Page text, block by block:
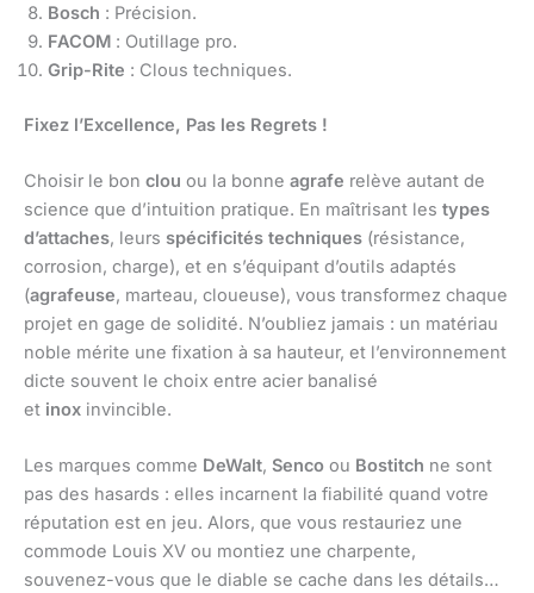
Bosch : Précision.
FACOM : Outillage pro.
Grip-Rite : Clous techniques.
Fixez l’Excellence, Pas les Regrets !
Choisir le bon clou ou la bonne agrafe relève autant de
science que d’intuition pratique. En maîtrisant les types
d’attaches, leurs spécificités techniques (résistance,
corrosion, charge), et en s’équipant d’outils adaptés
(agrafeuse, marteau, cloueuse), vous transformez chaque
projet en gage de solidité. N’oubliez jamais : un matériau
noble mérite une fixation à sa hauteur, et l’environnement
dicte souvent le choix entre acier banalisé
et inox invincible.
Les marques comme DeWalt, Senco ou Bostitch ne sont
pas des hasards : elles incarnent la fiabilité quand votre
réputation est en jeu. Alors, que vous restauriez une
commode Louis XV ou montiez une charpente,
souvenez-vous que le diable se cache dans les détails…